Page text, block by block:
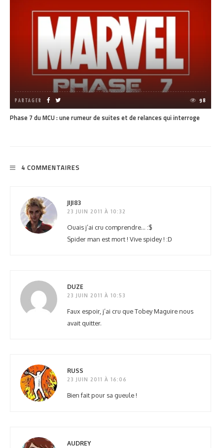
PARTAGER 98
Phase 7 du MCU : une rumeur de suites et de relances qui interroge
4 COMMENTAIRES
JIJI83
23 JUIN 2011 À 10:32
Ouais j’ai cru comprendre… :$
Spider man est mort ! Vive spidey ! :D
DUZE
23 JUIN 2011 À 10:53
Faux espoir, j’ai cru que Tobey Maguire nous
avait quitter.
RUSS
23 JUIN 2011 À 16:06
Bien fait pour sa gueule !
AUDREY